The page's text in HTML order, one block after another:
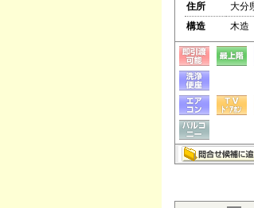
住所
大分
構造
木造